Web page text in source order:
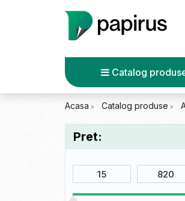
Catalog
Acasa Catalog produse
Pret: